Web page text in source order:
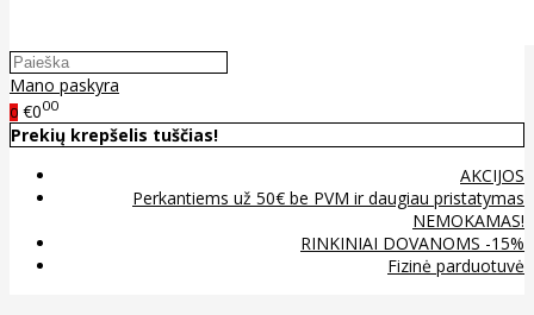
Mano paskyra
0 €000
Prekių krepšelis tuščias!
AKCIJOS
Perkantiems už 50€ be PVM ir daugiau pristatymas
NEMOKAMAS!
RINKINIAI DOVANOMS -15%
Fizinė parduotuvė